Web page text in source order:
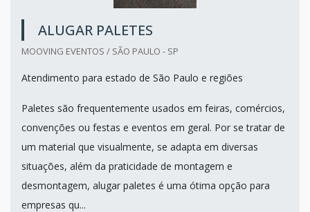
ALUGAR PALETES
MOOVING EVENTOS / SÃO PAULO - SP
Atendimento para estado de São Paulo e regiões
Paletes são frequentemente usados em feiras, comércios,
convenções ou festas e eventos em geral. Por se tratar de
um material que visualmente, se adapta em diversas
situações, além da praticidade de montagem e
desmontagem, alugar paletes é uma ótima opção para
empresas qu...